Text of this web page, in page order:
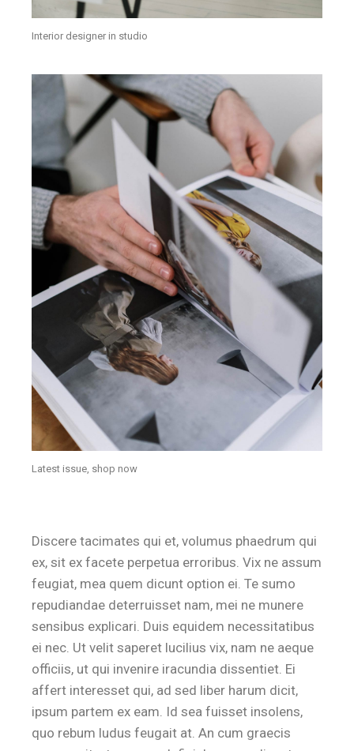
Interior designer in studio
Latest issue, shop now
Discere tacimates qui et, volumus phaedrum qui
ex, sit ex facete perpetua erroribus. Vix ne assum
feugiat, mea quem dicunt option ei. Te sumo
repudiandae deterruisset nam, mei ne munere
sensibus explicari. Duis equidem necessitatibus
ei nec. Ut velit saperet lucilius vix, nam ne aeque
officiis, ut qui invenire iracundia dissentiet. Ei
affert interesset qui, ad sed liber harum dicit,
ipsum partem ex eam. Id sea fuisset insolens,
quo rebum ludus feugait at. An cum graecis